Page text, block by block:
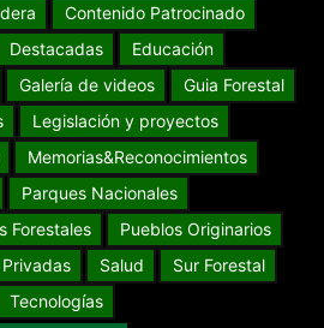
Contenido Patrocinado
Destacadas
Educación
Galería de videos
Guia Forestal
Legislación y proyectos
Memorias&Reconocimientos
Parques Nacionales
Forestales
Pueblos Originarios
Salud
Sur Forestal
Tecnologías